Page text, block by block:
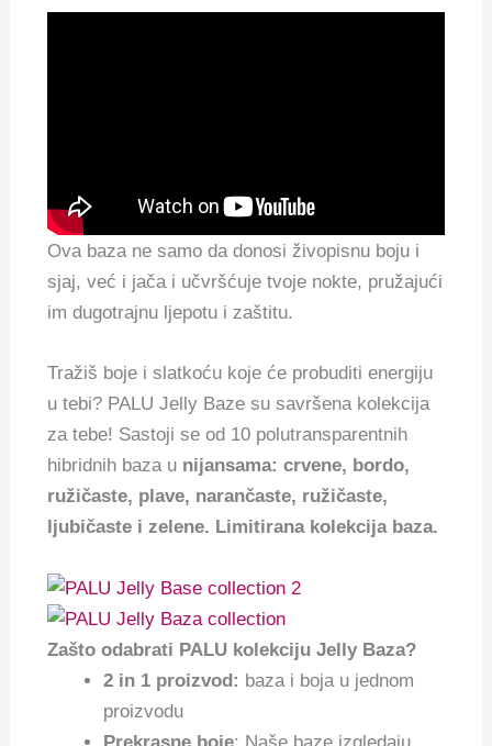
Ova baza ne samo da donosi živopisnu boju i
sjaj, već i jača i učvršćuje tvoje nokte, pružajući
im dugotrajnu ljepotu i zaštitu.
Tražiš boje i slatkoću koje će probuditi energiju
u tebi? PALU Jelly Baze su savršena kolekcija
za tebe! Sastoji se od 10 polutransparentnih
hibridnih baza u nijansama: crvene, bordo,
ružičaste, plave, narančaste, ružičaste,
ljubičaste i zelene. Limitirana kolekcija baza.
Zašto odabrati PALU kolekciju Jelly Baza?
2 in 1 proizvod: baza i boja u jednom
proizvodu